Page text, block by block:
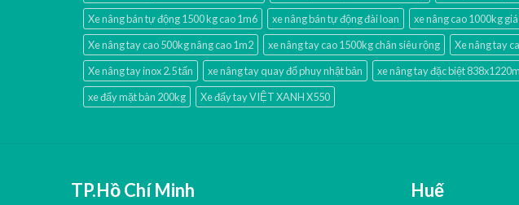
Xe nâng bán tự động 1500 kg cao 1m6
xe nâng bán tự động đài loan xe nâng cao 1000kg
Xe nâng tay cao 500kg nâng cao 1m2
xe nâng tay cao 1500kg chân siêu rộng Xe nâng tay
Xe nâng tay inox 2.5 tấn
xe nâng tay quay đổ phuy nhật bản xe nâng tay đặc biệt
xe đẩy mặt bàn 200kg
Xe đẩy tay VIỆT XANH X550
TP.Hồ Chí Minh Huế